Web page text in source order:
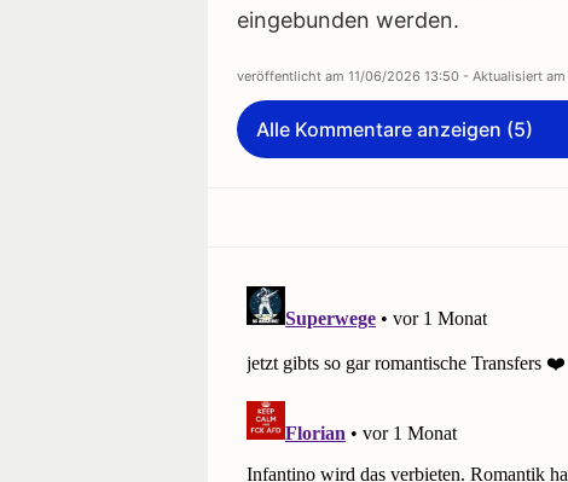
eingebunden werden.
veröffentlicht am 11/06/2026 13:50 - Aktualisiert am
Alle Kommentare anzeigen (5)